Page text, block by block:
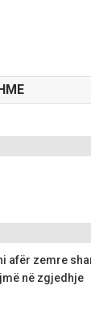
afër zemre
në zgjedhje